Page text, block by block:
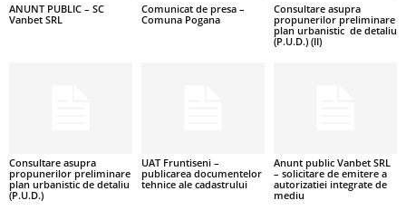
ANUNT PUBLIC – SC
Vanbet SRL
Comunicat de presa –
Comuna Pogana
Consultare asupra
propunerilor preliminare
plan urbanistic de detaliu
(P.U.D.) (II)
Consultare asupra
propunerilor preliminare
plan urbanistic de detaliu
(P.U.D.)
UAT Fruntiseni –
publicarea documentelor
tehnice ale cadastrului
Anunt public Vanbet SRL
– solicitare de emitere a
autorizatiei integrate de
mediu